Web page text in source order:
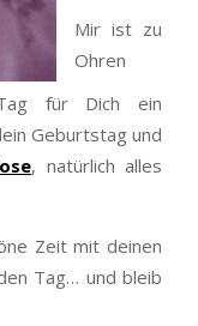
Mir ist zu
Ohren
für Dich ein
Geburtstag und
, natürlich alles
Zeit mit deinen
Tag… und bleib